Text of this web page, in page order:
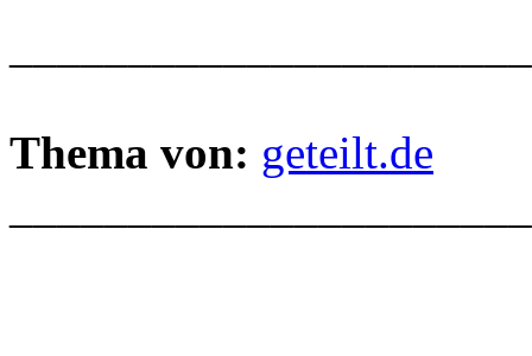
Thema von: geteilt.de